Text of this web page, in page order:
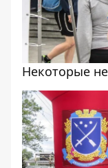
Некоторые